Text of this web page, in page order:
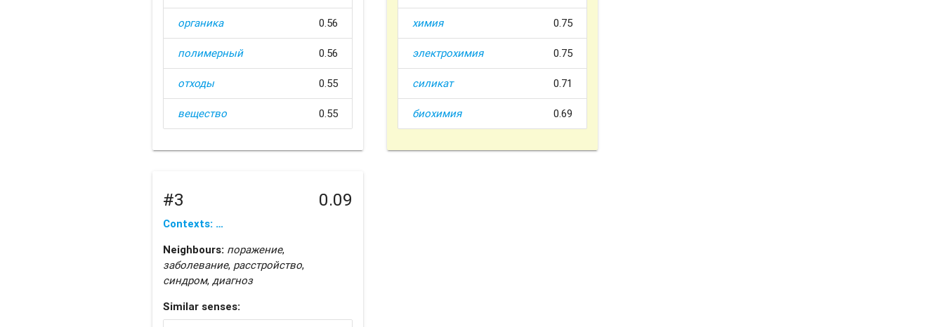
органика 0.56
полимерный 0.56
отходы 0.55
вещество 0.55
химия 0.75
электрохимия 0.75
силикат 0.71
биохимия 0.69
#3 0.09
Contexts: …
Neighbours: поражение,
заболевание, расстройство,
синдром, диагноз
Similar senses: